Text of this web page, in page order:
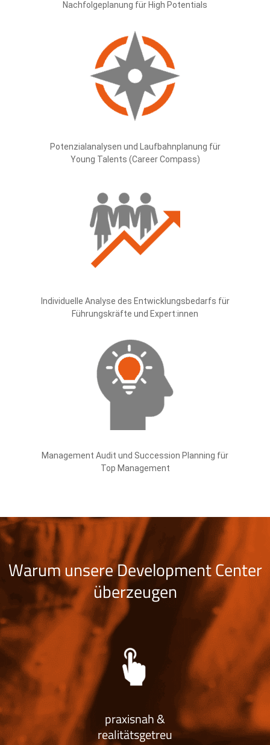
Nachfolgeplanung für High Potentials
Potenzialanalysen und Laufbahnplanung für
Young Talents (Career Compass)
Individuelle Analyse des Entwicklungsbedarfs für
Führungskräfte und Expert:innen
Management Audit und Succession Planning für
Top Management
Warum unsere Development Center
überzeugen
praxisnah &
realitätsgetreu